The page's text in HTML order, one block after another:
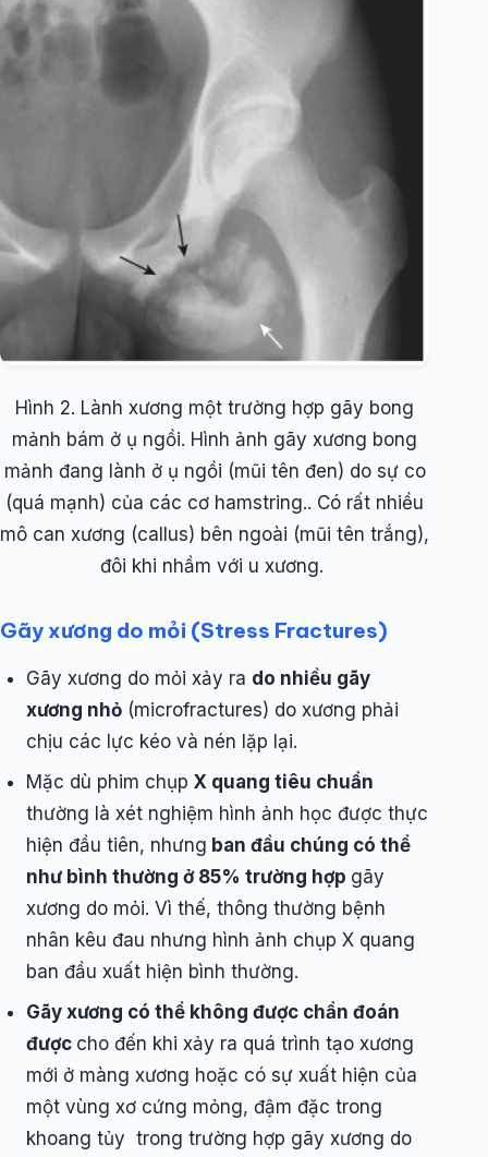
Hình 2. Lành xương một trường hợp gãy bong
mảnh bám ở ụ ngồi. Hình ảnh gãy xương bong
mảnh đang lành ở ụ ngồi (mũi tên đen) do sự co
(quá mạnh) của các cơ hamstring.. Có rất nhiều
mô can xương (callus) bên ngoài (mũi tên trắng),
đôi khi nhầm với u xương.
Gãy xương do mỏi (Stress Fractures)
Gãy xương do mỏi xảy ra do nhiều gãy
xương nhỏ (microfractures) do xương phải
chịu các lực kéo và nén lặp lại.
Mặc dù phim chụp X quang tiêu chuẩn
thường là xét nghiệm hình ảnh học được thực
hiện đầu tiên, nhưng ban đầu chúng có thể
như bình thường ở 85% trường hợp gãy
xương do mỏi. Vì thế, thông thường bệnh
nhân kêu đau nhưng hình ảnh chụp X quang
ban đầu xuất hiện bình thường.
Gãy xương có thể không được chẩn đoán
được cho đến khi xảy ra quá trình tạo xương
mới ở màng xương hoặc có sự xuất hiện của
một vùng xơ cứng mỏng, đậm đặc trong
khoang tủy trong trường hợp gãy xương do